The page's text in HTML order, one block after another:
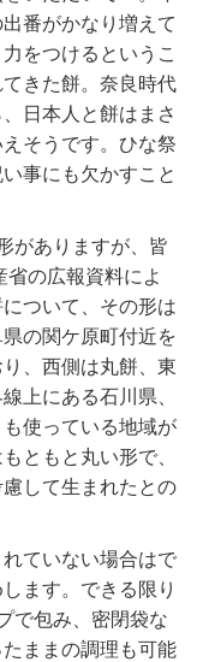
番がかなり増えて
をつけるというこ
きた餅。奈良時代
日本人と餅はまさ
そうです。ひな祭
事にも欠かすこと
がありますが、皆
の広報資料によ
ついて、その形は
の関ケ原町付近を
、西側は丸餅、東
上にある石川県、
使っている地域が
ともと丸い形で、
して生まれたとの
ていない場合はで
ます。できる限り
で包み、密閉袋な
ままの調理も可能